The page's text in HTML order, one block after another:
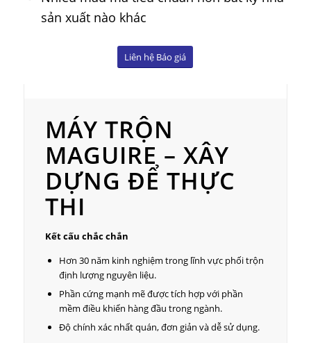
sản xuất nào khác
Liên hệ Báo giá
MÁY TRỘN
MAGUIRE – XÂY
DỰNG ĐỂ THỰC
THI
Kết cấu chắc chắn
Hơn 30 năm kinh nghiệm trong lĩnh vực phối trộn
định lượng nguyên liệu.
Phần cứng mạnh mẽ được tích hợp với phần
mềm điều khiển hàng đầu trong ngành.
Độ chính xác nhất quán, đơn giản và dễ sử dụng.